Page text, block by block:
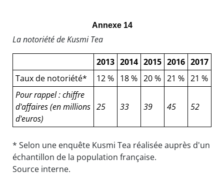
Annexe 14
La notoriété de Kusmi Tea
2013 2014 2015 2016 2017
Taux de notoriété*
12 % 18 % 20 % 21 % 21 %
Pour rappel : chiffre
d'affaires (en millions
d'euros)
25 33 39 45 52
* Selon une enquête Kusmi Tea réalisée auprès d'un
échantillon de la population française.
Source interne.